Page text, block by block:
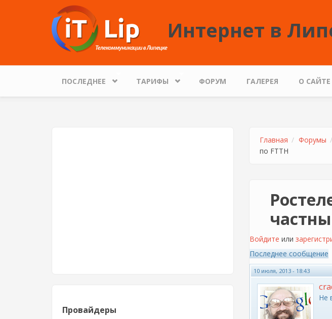
Перейти к основному содержанию
Интернет в
ПОСЛЕДНЕЕ ТАРИФЫ ФОРУМ ГАЛЕРЕЯ О САЙТЕ
Провайдеры
Главная Форумы
по FTTH
Войдите или
Последнее сообщение
10 июля, 2013 - 18:43
Не